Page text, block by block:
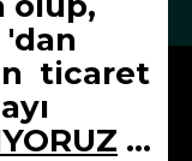
ticaret
...